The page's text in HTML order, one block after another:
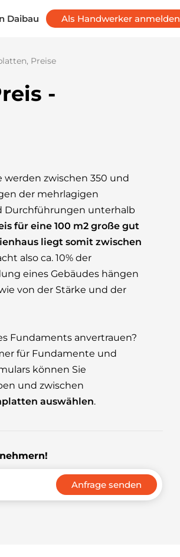
Daibau Als Handwerker anmelden
Preise
-
zwischen 350 und
der mehrlagigen
Durchführungen unterhalb
für eine 100 m2 große gut
liegt somit zwischen
also ca. 10% der
eines Gebäudes hängen
von der Stärke und der
Fundaments anvertrauen?
für Fundamente und
können Sie
und zwischen
auswählen.
Anfrage senden